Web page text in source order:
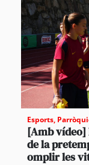
Esports,
[Amb vídeo]
de la
omplir les